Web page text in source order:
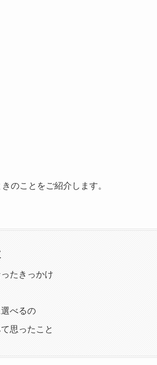
のことをご紹介します。
たきっかけ
べるの
思ったこと